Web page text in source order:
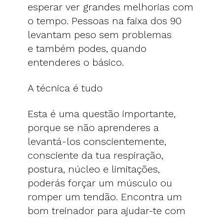
esperar ver grandes melhorias com
o tempo. Pessoas na faixa dos 90
levantam peso sem problemas
e também podes, quando
entenderes o básico.
A técnica é tudo
Esta é uma questão importante,
porque se não aprenderes a
levantá-los conscientemente,
consciente da tua respiração,
postura, núcleo e limitações,
poderás forçar um músculo ou
romper um tendão. Encontra um
bom treinador para ajudar-te com